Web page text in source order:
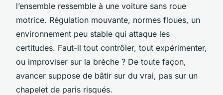
l’ensemble ressemble à une voiture sans roue
motrice. Régulation mouvante, normes floues, un
environnement peu stable qui attaque les
certitudes. Faut-il tout contrôler, tout expérimenter,
ou improviser sur la brèche ? De toute façon,
avancer suppose de bâtir sur du vrai, pas sur un
chapelet de paris risqués.